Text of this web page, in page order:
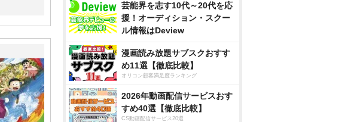
芸能界を志す10代～20代を応
援！オーディション・スクー
ル情報はDeview
漫画読み放題サブスクおすす
め11選【徹底比較】
オリコン顧客満足度ランキング
2026年動画配信サービスおす
すめ40選【徹底比較】
CS動画配信サービス20選